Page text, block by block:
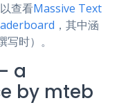
查看Massive Text
，其中涵
时）。
a
by mteb